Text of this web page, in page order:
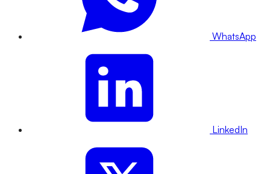
WhatsApp
LinkedIn